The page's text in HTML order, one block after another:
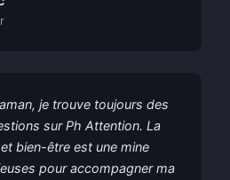
je trouve toujours des
sur Ph Attention. La
bien-être est une mine
pour accompagner ma